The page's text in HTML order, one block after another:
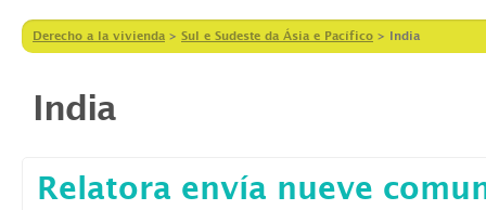
Derecho a la vivienda > Sul e Sudeste da Ásia e Pacífico > India
India
Relatora envía nueve